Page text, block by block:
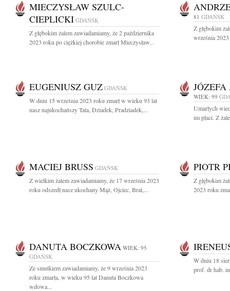
MIECZYSŁAW SZULC-
CIEPLICKI GDAŃSK
Z głębokim żalem zawiadamiamy, że 2 października
2023 roku po ciężkiej chorobie zmarł Mieczysław...
81 GDAŃSK
Z głębokim
września
EUGENIUSZ GUZ GDAŃSK
W dniu 15 września 2023 roku zmarł w wieku 93 lat
nasz najukochańszy Tata, Dziadek, Pradziadek,...
WIEK: 99
Umarłych
im płaci. Z
MACIEJ BRUSS GDAŃSK
Z wielkim żalem zawiadamiamy, że 17 września 2023
roku odszedł nasz ukochany Mąż, Ojciec, Brat,...
PIOTR
Z głębokim
2023 roku
DANUTA BOCZKOWA WIEK: 95
GDAŃSK
Ze smutkiem zawiadamiamy, że 9 września 2023
roku zmarła, w wieku 95 lat Danuta Boczkowa
wdowa...
W dniu 18
prof. dr hab.